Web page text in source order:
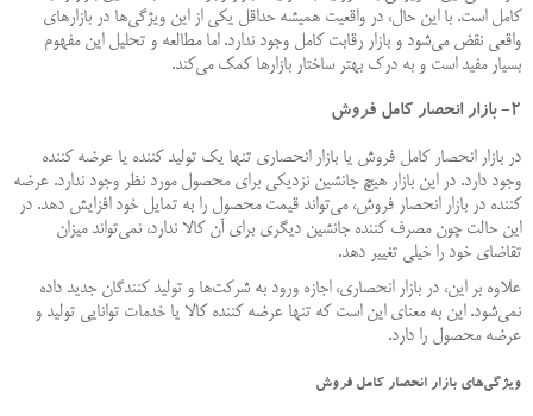
کامل است. با این حال، در واقعیت همیشه حداقل یکی از این ویژگی‌ها در بازارهای
واقعی نقض می‌شود و بازار رقابت کامل وجود ندارد. اما مطالعه و تحلیل این مفهوم
بسیار مفید است و به درک بهتر ساختار بازارها کمک می‌کند.
۲- بازار انحصار کامل فروش
در بازار انحصار کامل فروش یا بازار انحصاری تنها یک تولید کننده یا عرضه کننده
وجود دارد. در این بازار هیچ جانشین نزدیکی برای محصول مورد نظر وجود ندارد. عرضه
کننده در بازار انحصار فروش، می‌تواند قیمت محصول را به تمایل خود افزایش دهد. در
این حالت چون مصرف کننده جانشین دیگری برای آن کالا ندارد، نمی‌تواند میزان
تقاضای خود را خیلی تغییر دهد.
علاوه بر این، در بازار انحصاری، اجازه ورود به شرکت‌ها و تولید کنندگان جدید داده
نمی‌شود. این به معنای این است که تنها عرضه کننده کالا یا خدمات توانایی تولید و
عرضه محصول را دارد.
ویژگی‌های بازار انحصار کامل فروش